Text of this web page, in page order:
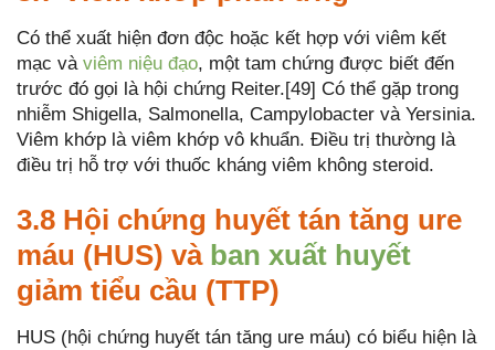
Có thể xuất hiện đơn độc hoặc kết hợp với viêm kết
mạc và viêm niệu đạo, một tam chứng được biết đến
trước đó gọi là hội chứng Reiter.[49] Có thể gặp trong
nhiễm Shigella, Salmonella, Campylobacter và Yersinia.
Viêm khớp là viêm khớp vô khuẩn. Điều trị thường là
điều trị hỗ trợ với thuốc kháng viêm không steroid.
3.8 Hội chứng huyết tán tăng ure
máu (HUS) và ban xuất huyết
giảm tiểu cầu (TTP)
HUS (hội chứng huyết tán tăng ure máu) có biểu hiện là